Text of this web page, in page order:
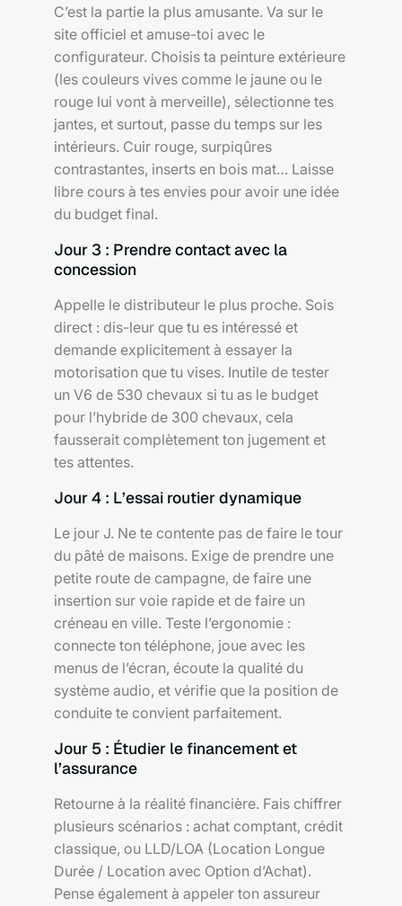
C’est la partie la plus amusante. Va sur le
site officiel et amuse-toi avec le
configurateur. Choisis ta peinture extérieure
(les couleurs vives comme le jaune ou le
rouge lui vont à merveille), sélectionne tes
jantes, et surtout, passe du temps sur les
intérieurs. Cuir rouge, surpiqûres
contrastantes, inserts en bois mat… Laisse
libre cours à tes envies pour avoir une idée
du budget final.
Jour 3 : Prendre contact avec la
concession
Appelle le distributeur le plus proche. Sois
direct : dis-leur que tu es intéressé et
demande explicitement à essayer la
motorisation que tu vises. Inutile de tester
un V6 de 530 chevaux si tu as le budget
pour l’hybride de 300 chevaux, cela
fausserait complètement ton jugement et
tes attentes.
Jour 4 : L’essai routier dynamique
Le jour J. Ne te contente pas de faire le tour
du pâté de maisons. Exige de prendre une
petite route de campagne, de faire une
insertion sur voie rapide et de faire un
créneau en ville. Teste l’ergonomie :
connecte ton téléphone, joue avec les
menus de l’écran, écoute la qualité du
système audio, et vérifie que la position de
conduite te convient parfaitement.
Jour 5 : Étudier le financement et
l’assurance
Retourne à la réalité financière. Fais chiffrer
plusieurs scénarios : achat comptant, crédit
classique, ou LLD/LOA (Location Longue
Durée / Location avec Option d’Achat).
Pense également à appeler ton assureur